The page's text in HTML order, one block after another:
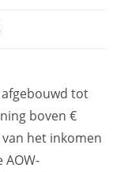
tot
boven €
het inkomen
AOW-